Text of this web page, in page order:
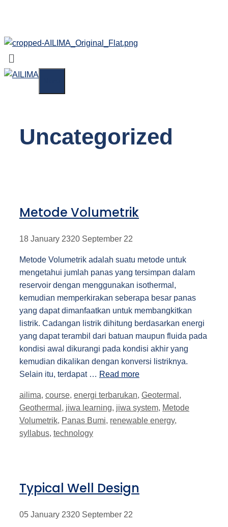
content
Menu
Uncategorized
Metode Volumetrik
18 January 2320 September 22
Metode Volumetrik adalah suatu metode untuk
mengetahui jumlah panas yang tersimpan dalam
reservoir dengan menggunakan isothermal,
kemudian memperkirakan seberapa besar panas
yang dapat dimanfaatkan untuk membangkitkan
listrik. Cadangan listrik dihitung berdasarkan energi
yang dapat terambil dari batuan maupun fluida pada
kondisi awal dikurangi pada kondisi akhir yang
kemudian dikalikan dengan konversi listriknya.
Selain itu, terdapat … Read more
Tags
ailima, course, energi terbarukan, Geotermal ,
Geothermal , jiwa learning, jiwa system, Metode
Volumetrik, Panas Bumi, renewable energy,
syllabus, technology
Typical Well Design
05 January 2320 September 22